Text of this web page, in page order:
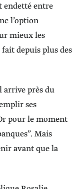
endetté entre
l’option
mieux les
depuis plus des
arrive près du
ses
pour le moment
Mais
avant que la